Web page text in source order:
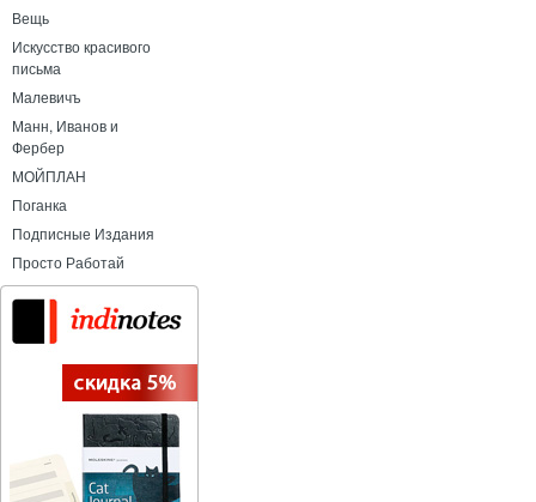
Вещь
Искусство красивого
письма
Малевичъ
Манн, Иванов и
Фербер
МОЙПЛАН
Поганка
Подписные Издания
Просто Работай